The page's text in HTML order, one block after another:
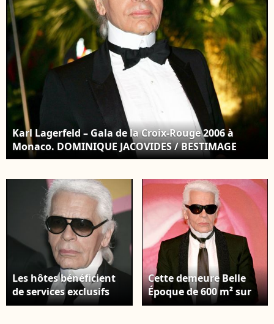
DOMINIQUE
JACOVIDES /
BESTIMAGE
Karl Lagerfeld – Gala de la Croix-Rouge 2006 à
Monaco. DOMINIQUE JACOVIDES / BESTIMAGE
Les hôtes bénéficient
de services exclusifs
tels qu’un butler, petit-
Cette demeure Belle
Époque de 600 m² sur
trois niveaux allie